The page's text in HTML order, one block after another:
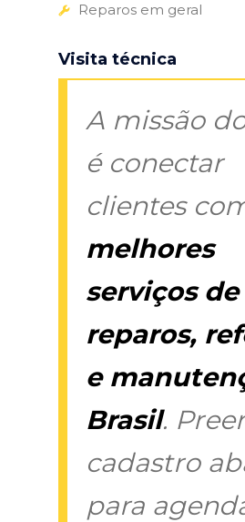
Reparos em geral
Visita técnica
A missão
é conectar
clientes
melhores
serviços de
reparos,
e
Brasil.
cadastro
para